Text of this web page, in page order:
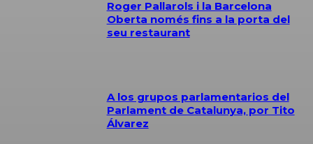
Roger Pallarols i la Barcelona
Oberta només fins a la porta del
seu restaurant
A los grupos parlamentarios del
Parlament de Catalunya, por Tito
Álvarez